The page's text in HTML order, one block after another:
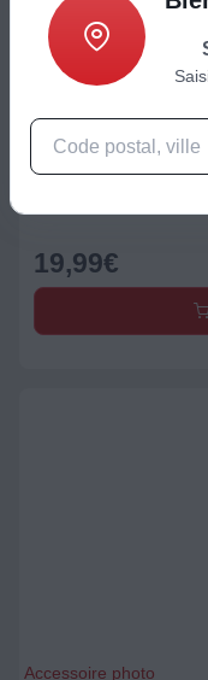
Accessoire photo
19,99€
Accessoire photo